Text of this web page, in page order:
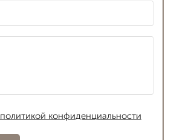
политикой конфиденциальности